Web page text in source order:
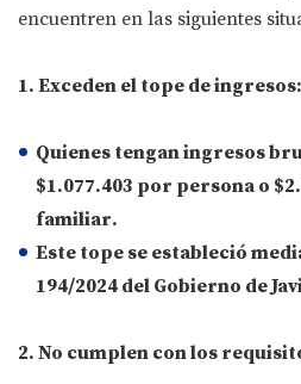
encuentren en las siguientes
1. Exceden el tope de ingresos:
Quienes tengan ingresos
$1.077.403 por persona o
familiar.
Este tope se estableció
194/2024 del Gobierno de
2. No cumplen con los